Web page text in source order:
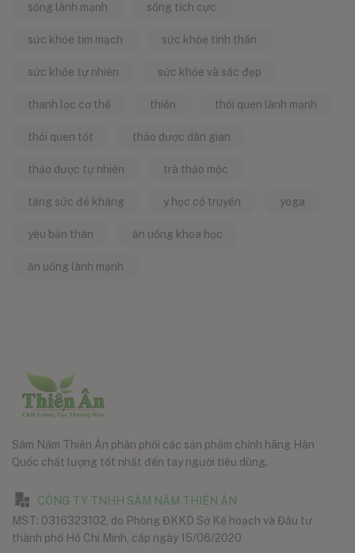
sống lành mạnh sống tích cực
sức khỏe tim mạch sức khỏe tinh thần
sức khỏe tự nhiên sức khỏe và sắc đẹp
thanh lọc cơ thể thiền thói quen lành mạnh
thói quen tốt thảo dược dân gian
thảo dược tự nhiên trà thảo mộc
tăng sức đề kháng y học cổ truyền yoga
yêu bản thân ăn uống khoa học
ăn uống lành mạnh
Sâm Nấm Thiên Ân phân phối các sản phẩm chính hãng Hàn
Quốc chất lượng tốt nhất đến tay người tiêu dùng.
CÔNG TY TNHH SÂM NẤM THIÊN ÂN
MST: 0316323102, do Phòng ĐKKD Sở Kế hoạch và Đầu tư
thành phố Hồ Chí Minh, cấp ngày 15/06/2020